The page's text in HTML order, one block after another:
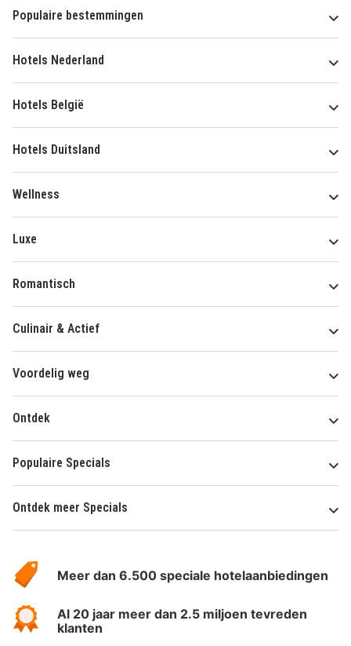
Populaire bestemmingen
Hotels Nederland
Hotels België
Hotels Duitsland
Wellness
Luxe
Romantisch
Culinair & Actief
Voordelig weg
Ontdek
Populaire Specials
Ontdek meer Specials
HotelSpecials
Meer dan 6.500 speciale hotelaanbiedingen
Al 20 jaar meer dan 2.5 miljoen tevreden
klanten